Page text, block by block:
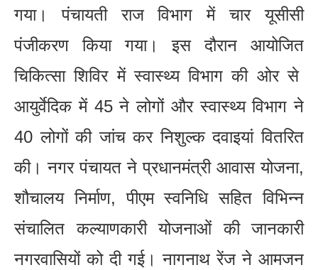
गया। पंचायती राज विभाग में चार यूसीसी
पंजीकरण किया गया। इस दौरान आयोजित
चिकित्सा शिविर में स्वास्थ्य विभाग की ओर से
आयुर्वेदिक में 45 ने लोगों और स्वास्थ्य विभाग ने
40 लोगों की जांच कर निशुल्क दवाइयां वितरित
की। नगर पंचायत ने प्रधानमंत्री आवास योजना,
शौचालय निर्माण, पीएम स्वनिधि सहित विभिन्न
संचालित कल्याणकारी योजनाओं की जानकारी
नगरवासियों को दी गई। नागनाथ रेंज ने आमजन